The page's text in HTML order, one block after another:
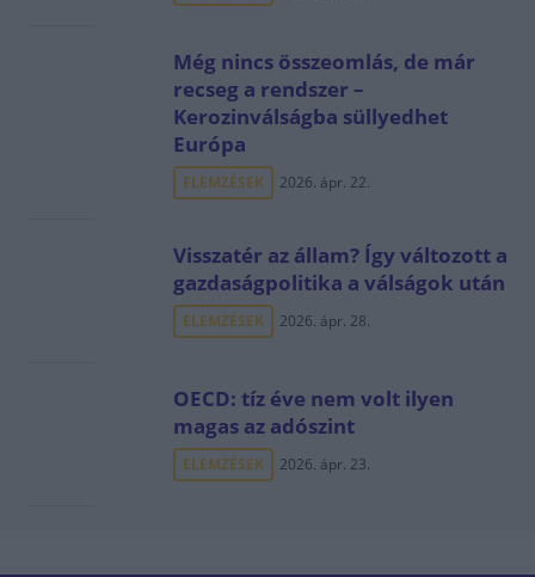
Még nincs összeomlás, de már
recseg a rendszer –
Kerozinválságba süllyedhet
Európa
ELEMZÉSEK 2026. ápr. 22.
Visszatér az állam? Így változott a
gazdaságpolitika a válságok után
ELEMZÉSEK 2026. ápr. 28.
OECD: tíz éve nem volt ilyen
magas az adószint
ELEMZÉSEK 2026. ápr. 23.